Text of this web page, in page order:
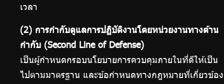
เวลา
(2) การกำกับดูแลการปฏิบัติงานโดยหน่วยงานทางด้าน
กำกับ (Second Line of Defense)
เป็นผู้กำหนดกรอบนโยบายการควบคุมภายในที่ดีให้เป็น
ไปตามมาตรฐาน และข้อกำหนดทางกฎหมายที่เกี่ยวข้อง